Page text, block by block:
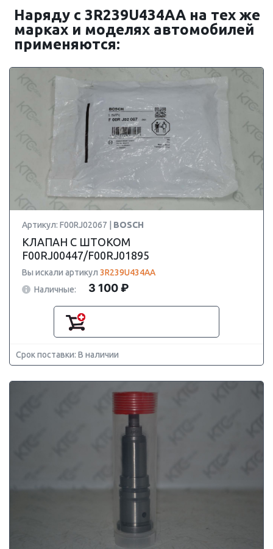
Наряду с 3R239U434AA на тех же
марках и моделях автомобилей
применяются:
Артикул: F00RJ02067 | BOSCH
КЛАПАН С ШТОКОМ
F00RJ00447/F00RJ01895
Вы искали артикул 3R239U434AA
Наличные:
3 100 ₽
Срок поставки: В наличии